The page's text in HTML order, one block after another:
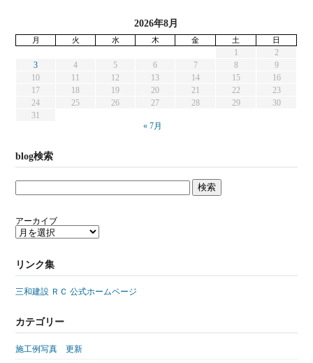
2026年8月
月 火 水 木 金 土 日
1
2
3
4 5 6 7 8
9
10
11 12 13 14 15
16
17
18 19 20 21 22
23
24
25 26 27 28 29
30
31
« 7月
blog検索
アーカイブ
リンク集
三和建設 ＲＣ 公式ホームページ
カテゴリー
施工例写真 更新